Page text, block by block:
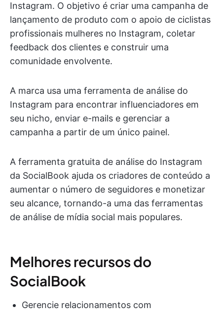
Instagram. O objetivo é criar uma campanha de
lançamento de produto com o apoio de ciclistas
profissionais mulheres no Instagram, coletar
feedback dos clientes e construir uma
comunidade envolvente.
A marca usa uma ferramenta de análise do
Instagram para encontrar influenciadores em
seu nicho, enviar e-mails e gerenciar a
campanha a partir de um único painel.
A ferramenta gratuita de análise do Instagram
da SocialBook ajuda os criadores de conteúdo a
aumentar o número de seguidores e monetizar
seu alcance, tornando-a uma das ferramentas
de análise de mídia social mais populares.
Melhores recursos do
SocialBook
Gerencie relacionamentos com